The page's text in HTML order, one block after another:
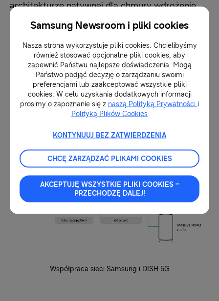
architekturze natywnej dla chmury wdrożenie
sieci O-RAN firmy DISH Wireless oparte jest na
otwartych interfejsach, co gwarantuje
kompatybilność wielu dostawców i różnych
scenariuszy wdrażania. Radia Samsung będą
również obsługiwać wszystkie pasma
częstotliwości firmy DISH: transmisję
dupleksową z podziałem częstotliwości (FDD) i z
n70, n48 i n77).
Współpraca sieci Samsung i DISH 5G
Samsung Newsroom i pliki cookies
Nasza strona wykorzystuje pliki cookies. Chcielibyśmy
również stosować opcjonalne pliki cookies, aby
zapewnić Państwu najlepsze doświadczenia. Mogą
Państwo podjąć decyzję o zarządzaniu swoimi
preferencjami lub zaakceptować wszystkie pliki
cookies. W celu uzyskania dodatkowych informacji
prosimy o zapoznanie się z naszą Polityką Prywatności i
Polityką Plików Cookies
KONTYNUUJ BEZ ZATWIERDZENIA
CHCĘ ZARZĄDZAĆ PLIKAMI COOKIES
AKCEPTUJĘ WSZYSTKIE PLIKI COOKIES –
PRZECHODZĘ DALEJ!